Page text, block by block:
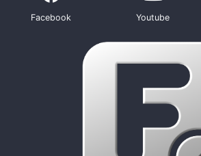
Facebook Youtube